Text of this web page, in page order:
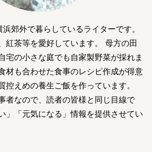
郊外で暮らしているライターです。
紅茶等を愛好しています。 母方の田
宅の小さな庭でも自家製野菜が採れま
材も合わせた食事のレシピ作成が得意
控えめの養生ご飯を作っています。
者なので、読者の皆様と同じ目線で
」「元気になる」情報を提供させてい